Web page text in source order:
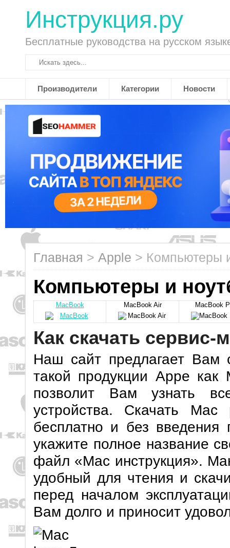
Инструкция.ру
Бесплатные руководства на русском
Производители Категории Новости
Главная > Apple > Компьютеры
Компьютеры и
MacBook MacBook Air MacBook
Как скачать сервис-
Наш сайт предлагает Вам
такой продукции Appe как
позволит Вам узнать
устройства. Скачать Мас
бесплатно и без введения
укажите полное название
файл «Мас инструкция».
удобный для чтения и
перед началом
Вам долго и приносит